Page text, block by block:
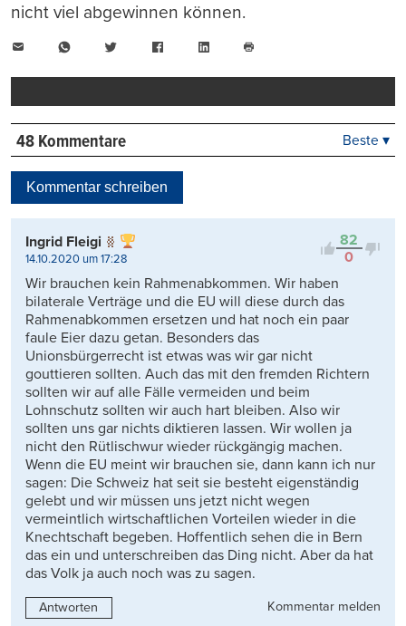
nicht viel abgewinnen können.
WhatsAppTwitter FacebookLinkedIn
drucken
48 Kommentare
Kontrovers
Beste ▾
Kommentar schreiben
82
0
Ingrid Fleigi
14.10.2020 um 17:28
Wir brauchen kein Rahmenabkommen. Wir haben
bilaterale Verträge und die EU will diese durch das
Rahmenabkommen ersetzen und hat noch ein paar
faule Eier dazu getan. Besonders das
Unionsbürgerrecht ist etwas was wir gar nicht
gouttieren sollten. Auch das mit den fremden Richtern
sollten wir auf alle Fälle vermeiden und beim
Lohnschutz sollten wir auch hart bleiben. Also wir
sollten uns gar nichts diktieren lassen. Wir wollen ja
nicht den Rütlischwur wieder rückgängig machen.
Wenn die EU meint wir brauchen sie, dann kann ich nur
sagen: Die Schweiz hat seit sie besteht eigenständig
gelebt und wir müssen uns jetzt nicht wegen
vermeintlich wirtschaftlichen Vorteilen wieder in die
Knechtschaft begeben. Hoffentlich sehen die in Bern
das ein und unterschreiben das Ding nicht. Aber da hat
das Volk ja auch noch was zu sagen.
Antworten
Kommentar melden